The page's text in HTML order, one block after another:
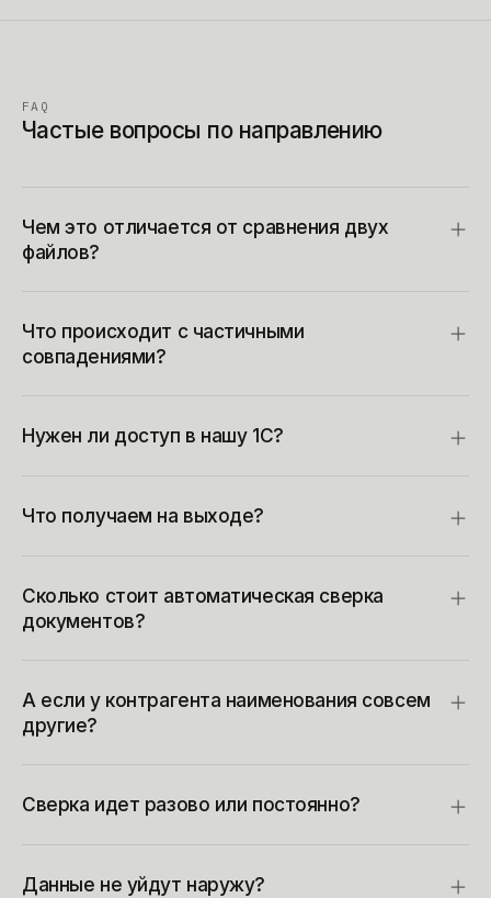
FAQ
Частые вопросы по направлению
Чем это отличается от сравнения двух
файлов?
Что происходит с частичными
совпадениями?
Нужен ли доступ в нашу 1С?
Что получаем на выходе?
Сколько стоит автоматическая сверка
документов?
А если у контрагента наименования совсем
другие?
Сверка идет разово или постоянно?
Данные не уйдут наружу?